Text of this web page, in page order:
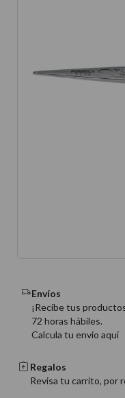
Envíos
¡Recibe tus
72 horas hábiles.
Calcula tu envio aquí
Regalos
Revisa tu carrito, por